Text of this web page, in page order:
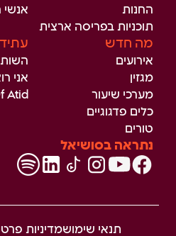
החנות
תוכניות בפריסה ארצית
אנשי
מה חדש
אירועים
מגזין
מערכי שיעור
כלים פדגוגיים
טורים
אני
Atid
נתראה בסושיאל
תנאי שימושמדיניות